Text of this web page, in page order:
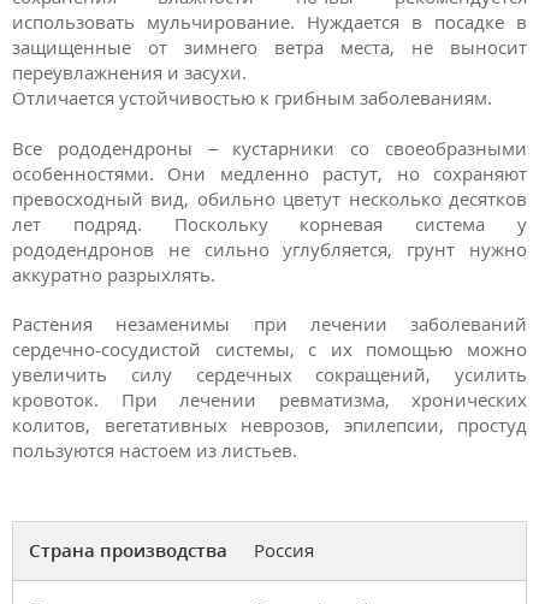
использовать мульчирование. Нуждается в посадке в
защищенные от зимнего ветра места, не выносит
переувлажнения и засухи.
Отличается устойчивостью к грибным заболеваниям.
Все рододендроны – кустарники со своеобразными
особенностями. Они медленно растут, но сохраняют
превосходный вид, обильно цветут несколько десятков
лет подряд. Поскольку корневая система у
рододендронов не сильно углубляется, грунт нужно
аккуратно разрыхлять.
Растения незаменимы при лечении заболеваний
сердечно-сосудистой системы, с их помощью можно
увеличить силу сердечных сокращений, усилить
кровоток. При лечении ревматизма, хронических
колитов, вегетативных неврозов, эпилепсии, простуд
пользуются настоем из листьев.
Страна производства Россия